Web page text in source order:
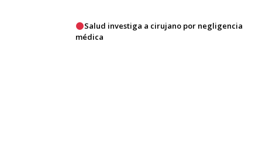
Salud investiga a cirujano por negligencia
médica